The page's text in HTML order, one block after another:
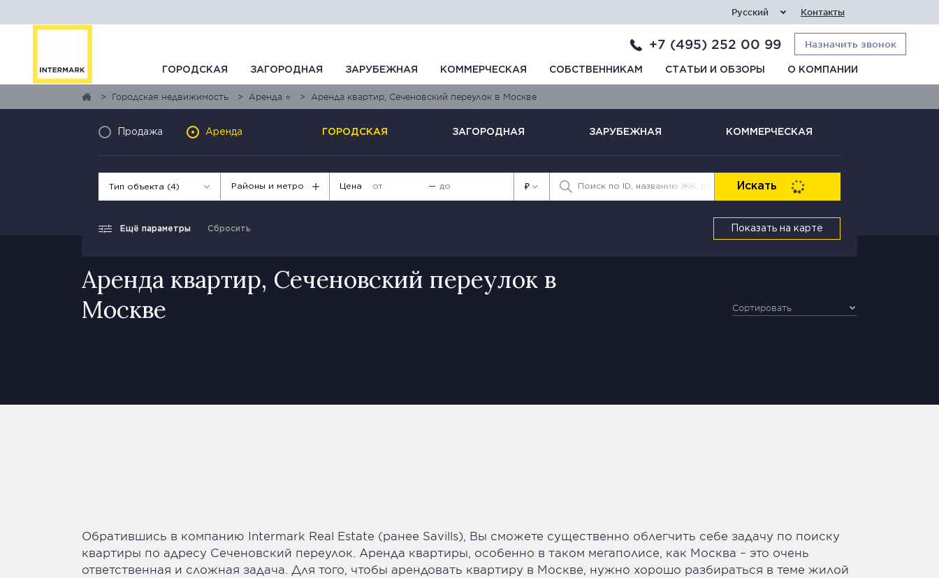
Русский Контакты
+7 (495) 252 00 99 Назначить звонок
ГОРОДСКАЯ ЗАГОРОДНАЯ ЗАРУБЕЖНАЯ КОММЕРЧЕСКАЯ СОБСТВЕННИКАМ СТАТЬИ И ОБЗОРЫ О КОМПАНИИ
Городская недвижимость Аренда ⭐ Аренда квартир, Сеченовский переулок в Москве
Продажа Аренда ГОРОДСКАЯ ЗАГОРОДНАЯ ЗАРУБЕЖНАЯ КОММЕРЧЕСКАЯ
Тип объекта (4) Районы и метро Цена — ₽ Искать
Ещё параметры Сбросить Показать на карте
Аренда квартир, Сеченовский переулок в
Москве
Сортировать
Обратившись в компанию Intermark Real Estate (ранее Savills), Вы сможете существенно облегчить себе задачу по поиску
квартиры по адресу Сеченовский переулок. Аренда квартиры, особенно в таком мегаполисе, как Москва – это очень
ответственная и сложная задача. Для того, чтобы арендовать квартиру в Москве, нужно хорошо разбираться в теме жилой